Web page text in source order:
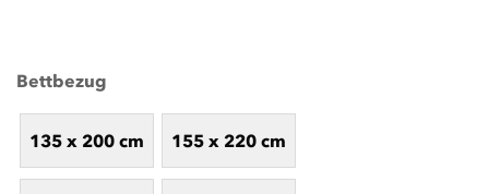
Bettbezug
135 x 200 cm 155 x 220 cm